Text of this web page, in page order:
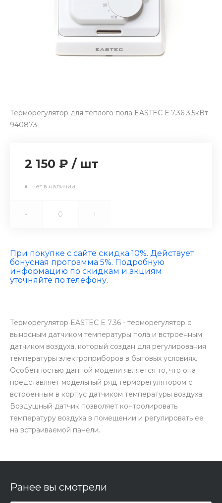
Терморегулятор для тёплого пола EASTEC Е 7.36 3,5кВт
940873
2 150 ₽ / шт
Нет в наличии
- +
При покупке с сайте скидка 10%. Действует
бонусная программа 5%. Подробную
информацию по скидкам и акциям
уточняйте по телефону.
Терморегулятор EASTEC E 7.36 - терморегулятор с
выносным датчиком температуры пола и встроенным
датчиком воздуха, который создан для регулирования
температуры электроприборов в бытовых условиях.
Особенностью данной модели является то, что она
представляет модельный ряд терморегулятором с
встроенным в корпус датчиком температуры воздуха.
Воздушный датчик позволяет контролировать
температуру воздуха в помещении и регулировать ее
на встраиваемой панели.
Ранее вы смотрели